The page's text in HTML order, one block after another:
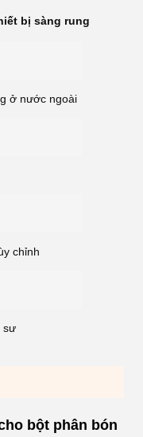
bị sàng rung
ở nước ngoài
chỉnh
sư
bột phân bón